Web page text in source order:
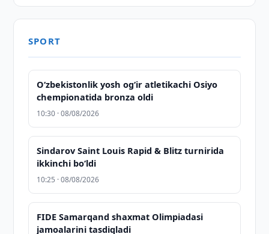
SPORT
O‘zbekistonlik yosh og‘ir atletikachi Osiyo
chempionatida bronza oldi
10:30 · 08/08/2026
Sindarov Saint Louis Rapid & Blitz turnirida
ikkinchi bo‘ldi
10:25 · 08/08/2026
FIDE Samarqand shaxmat Olimpiadasi
jamoalarini tasdiqladi